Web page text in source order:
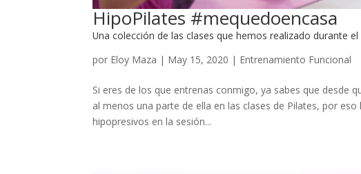
HipoPilates #mequedoencasa
Una colección de las clases que hemos realizado durante
por Eloy Maza | May 15, 2020 | Entrenamiento Funcional
Si eres de los que entrenas conmigo, ya sabes que desde
al menos una parte de ella en las clases de Pilates, por
hipopresivos en la sesión...